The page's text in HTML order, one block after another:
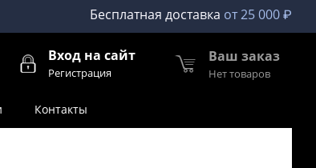
Бесплатная доставка от 25 000 ₽
Вход на сайт
Регистрация
Ваш заказ
Нет товаров
Контакты